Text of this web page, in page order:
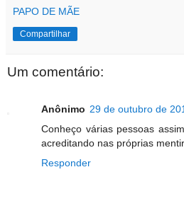
PAPO DE MÃE
Compartilhar
Um comentário:
Anônimo 29 de outubro de
Conheço várias pessoas
acreditando nas próprias
Responder